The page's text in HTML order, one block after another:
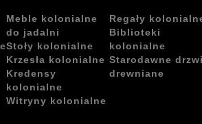
Meble kolonialne
do jadalni
Stoły kolonialne
Krzesła kolonialne
Kredensy
kolonialne
Witryny kolonialne
Regały
Biblioteki
kolonialne
Starodawne drzwi
drewniane